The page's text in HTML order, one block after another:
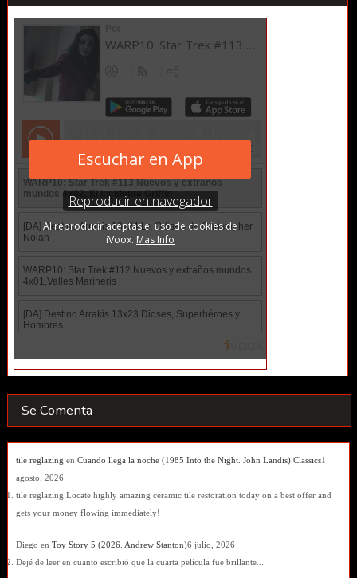
Se Comenta
tile reglazing en Cuando llega la noche (1985 Into the Night. John Landis) Classics1
agosto, 2026
tile reglazing Locate highly amazing ceramic tile restoration today on a best offer and
gets your money flowing immediately!
Diego en Toy Story 5 (2026. Andrew Stanton)6 julio, 2026
Dejé de leer en cuanto escribió que la cuarta película fue brillante...